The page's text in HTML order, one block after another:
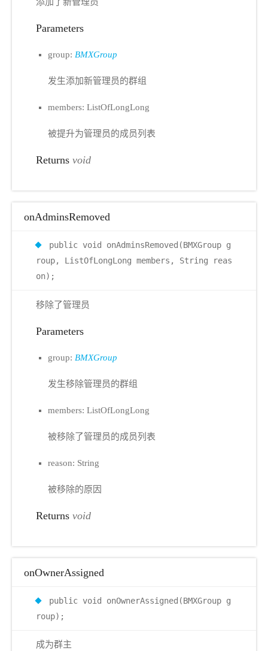
Parameters
group: BMXGroup
发生添加新管理员的群组
members: ListOfLongLong
被提升为管理员的成员列表
Returns void
onAdminsRemoved
public void onAdminsRemoved(BMXGroup g
roup, ListOfLongLong members, String reas
on);
移除了管理员
Parameters
group: BMXGroup
发生移除管理员的群组
members: ListOfLongLong
被移除了管理员的成员列表
reason: String
被移除的原因
Returns void
onOwnerAssigned
public void onOwnerAssigned(BMXGroup g
roup);
成为群主